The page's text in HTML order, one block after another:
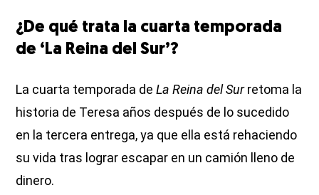
¿De qué trata la cuarta temporada
de ‘La Reina del Sur’?
La cuarta temporada deLa Reina del Surretoma la
historia de Teresa años después de lo sucedido
en la tercera entrega, ya que ella está rehaciendo
su vida tras lograr escapar en un camión lleno de
dinero.